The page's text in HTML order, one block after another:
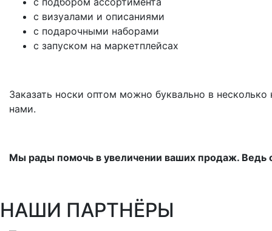
с визуалами и описаниями
с подарочными наборами
с запуском на маркетплейсах
Заказать носки оптом можно буквально в
нами.
Мы рады помочь в увеличении ваших продаж. Ведь
НАШИ ПАРТНЁРЫ